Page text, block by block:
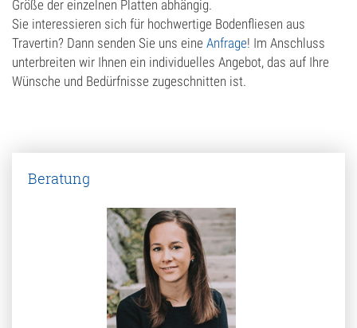
Größe der einzelnen Platten abhängig.
Sie interessieren sich für hochwertige Bodenfliesen aus
Travertin? Dann senden Sie uns eine Anfrage! Im Anschluss
unterbreiten wir Ihnen ein individuelles Angebot, das auf Ihre
Wünsche und Bedürfnisse zugeschnitten ist.
Beratung